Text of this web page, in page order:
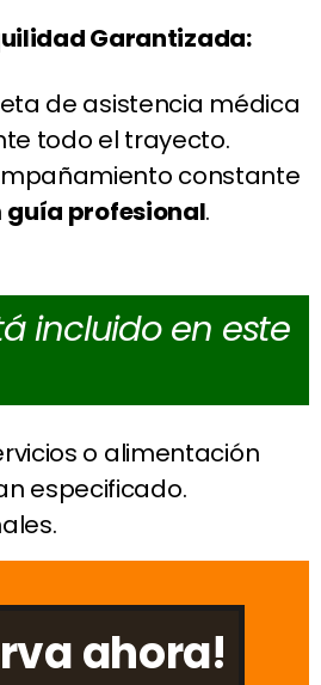
Garantizada:
de asistencia médica
todo el trayecto.
constante
guía profesional.
incluido en este
o alimentación
especificado.
ahora!